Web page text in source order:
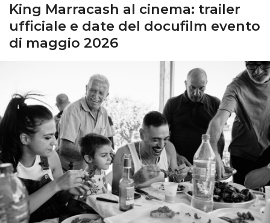
King Marracash al cinema: trailer
ufficiale e date del docufilm evento
di maggio 2026